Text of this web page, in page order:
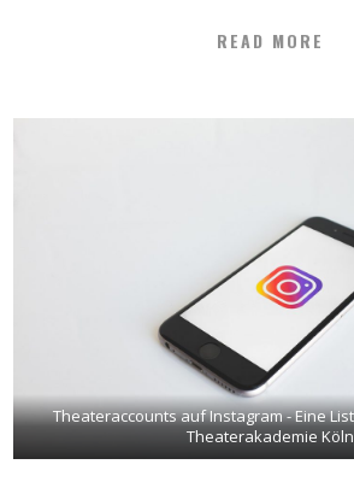
READ MORE
Theateraccounts auf Instagram - Eine
Theaterakademie Köln